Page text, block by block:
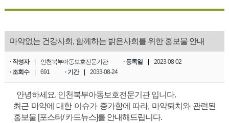
마약없는 건강사회, 함께하는 밝은사회를 위한 홍보물 안내
· 작성자 인천북부아동보호전문기관 · 등록일
2023-08-02
· 조회수
691 · 기간 2033-08-24
안녕하세요. 인천북부아동보호전문기관 입니다.
최근 마약에 대한 이슈가 증가함에 따라, 마약퇴치와 관련된
홍보물 [포스터/ 카드뉴스]를 안내해드립니다.